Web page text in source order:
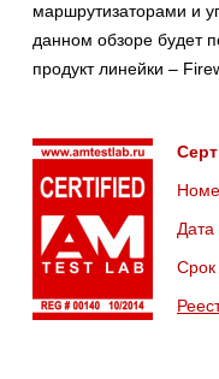
маршрутизаторами и
данном обзоре будет
продукт линейки –
Срок